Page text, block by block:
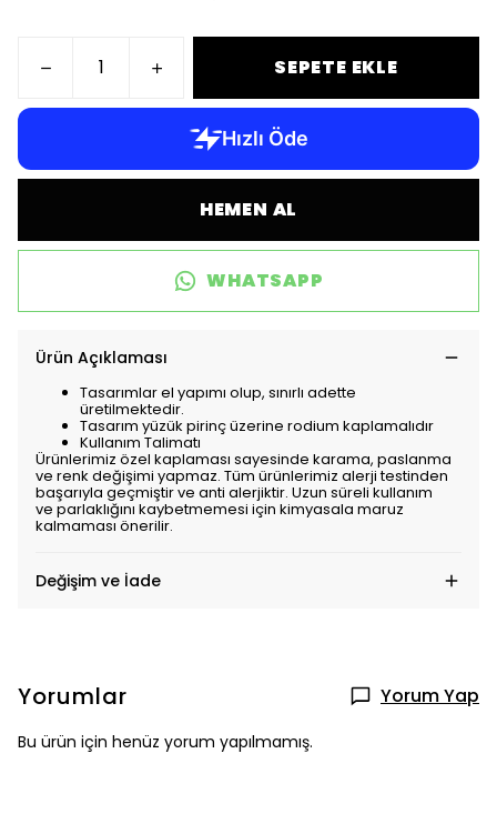
SEPETE EKLE
HEMEN AL
WHATSAPP
Ürün Açıklaması
Tasarımlar el yapımı olup, sınırlı adette
üretilmektedir.
Tasarım yüzük pirinç üzerine rodium kaplamalıdır
Kullanım Talimatı
Ürünlerimiz özel kaplaması sayesinde karama, paslanma
ve renk değişimi yapmaz. Tüm ürünlerimiz alerji testinden
başarıyla geçmiştir ve anti alerjiktir. Uzun süreli kullanım
ve parlaklığını kaybetmemesi için kimyasala maruz
kalmaması önerilir.
Değişim ve İade
Yorumlar Yorum Yap
Bu ürün için henüz yorum yapılmamış.